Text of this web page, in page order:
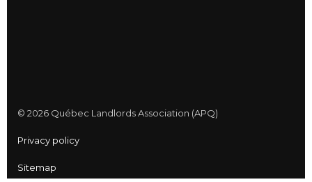
© 2026 Québec Landlords Association (APQ)
Privacy policy
Sitemap